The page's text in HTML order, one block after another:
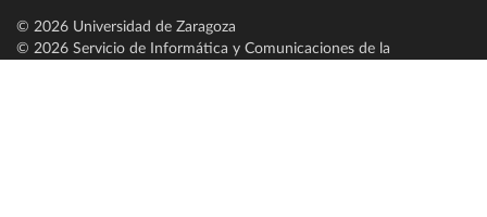
© 2026 Universidad de Zaragoza
© 2026 Servicio de Informática y Comunicaciones de la